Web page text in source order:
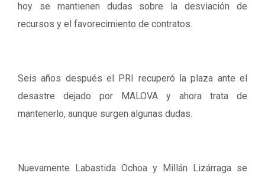
hoy se mantienen dudas sobre la desviación de
recursos y el favorecimiento de contratos.
Seis años después el PRI recuperó la plaza ante el
desastre dejado por MALOVA y ahora trata de
mantenerlo, aunque surgen algunas dudas.
Nuevamente Labastida Ochoa y Millán Lizárraga se